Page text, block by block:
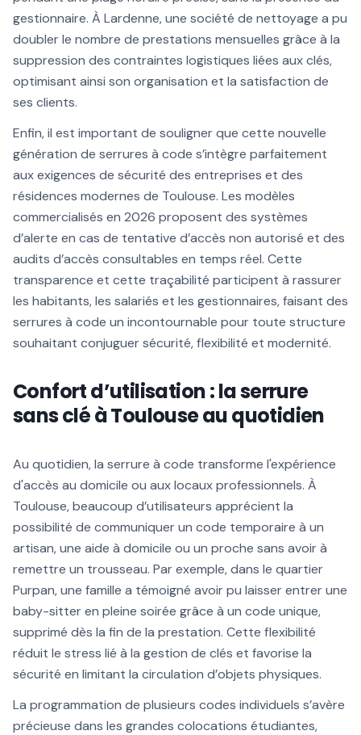
gestionnaire. À Lardenne, une société de nettoyage a pu
doubler le nombre de prestations mensuelles grâce à la
suppression des contraintes logistiques liées aux clés,
optimisant ainsi son organisation et la satisfaction de
ses clients.
Enfin, il est important de souligner que cette nouvelle
génération de serrures à code s’intègre parfaitement
aux exigences de sécurité des entreprises et des
résidences modernes de Toulouse. Les modèles
commercialisés en 2026 proposent des systèmes
d’alerte en cas de tentative d’accès non autorisé et des
audits d’accès consultables en temps réel. Cette
transparence et cette traçabilité participent à rassurer
les habitants, les salariés et les gestionnaires, faisant des
serrures à code un incontournable pour toute structure
souhaitant conjuguer sécurité, flexibilité et modernité.
Confort d’utilisation : la serrure
sans clé à Toulouse au quotidien
Au quotidien, la serrure à code transforme l'expérience
d'accès au domicile ou aux locaux professionnels. À
Toulouse, beaucoup d’utilisateurs apprécient la
possibilité de communiquer un code temporaire à un
artisan, une aide à domicile ou un proche sans avoir à
remettre un trousseau. Par exemple, dans le quartier
Purpan, une famille a témoigné avoir pu laisser entrer une
baby-sitter en pleine soirée grâce à un code unique,
supprimé dès la fin de la prestation. Cette flexibilité
réduit le stress lié à la gestion de clés et favorise la
sécurité en limitant la circulation d’objets physiques.
La programmation de plusieurs codes individuels s’avère
précieuse dans les grandes colocations étudiantes,